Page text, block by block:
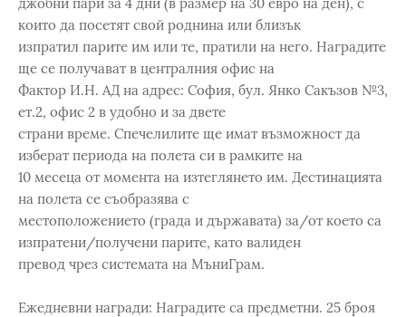
които да посетят свой роднина или близък
изпратил парите им или те, пратили на него. Наградите
ще се получават в централния офис на
Фактор И.Н. АД на адрес: София, бул. Янко Сакъзов №3,
ет.2, офис 2 в удобно и за двете
страни време. Спечелилите ще имат възможност да
изберат периода на полета си в рамките на
10 месеца от момента на изтеглянето им. Дестинацията
на полета се съобразява с
местоположението (града и държавата) за/от което са
изпратени/получени парите, като валиден
превод чрез системата на МъниГрам.
Ежедневни награди: Наградите са предметни. 25 броя